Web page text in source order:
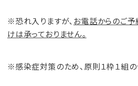
※恐れ入りますが、 お電話からのご
けは承っておりません。
※感染症対策のため、原則１枠１組の